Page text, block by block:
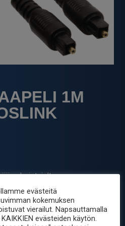
1M
valmistajalta
evästeitä
kokemuksen
vierailut. Napsauttamalla
evästeiden käytön.